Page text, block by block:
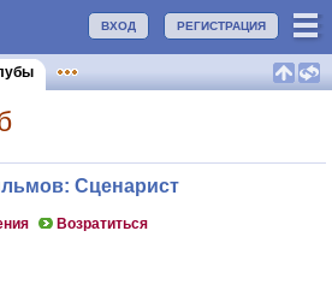
РЕГИСТРАЦИЯ
ВХОД
Сценарист
Возратиться